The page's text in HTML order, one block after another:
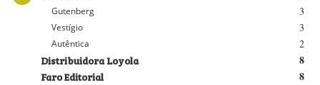
3
Gutenberg
3
Vestígio
2
Autêntica
8
Distribuidora Loyola
8
Faro Editorial